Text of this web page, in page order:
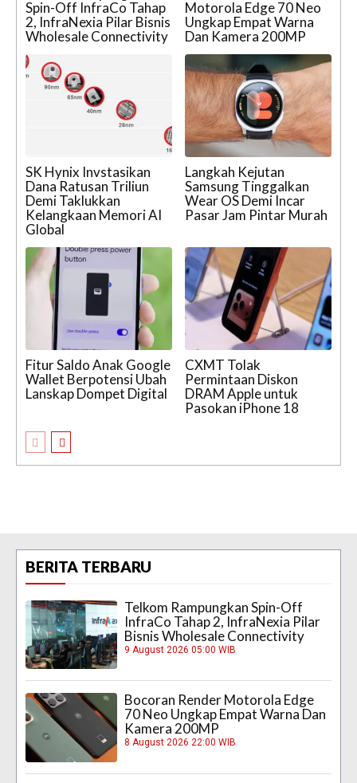
Spin-Off InfraCo Tahap
2, InfraNexia Pilar Bisnis
Wholesale Connectivity
Motorola Edge 70 Neo
Ungkap Empat Warna
Dan Kamera 200MP
SK Hynix Invstasikan
Dana Ratusan Triliun
Demi Taklukkan
Kelangkaan Memori AI
Global
Langkah Kejutan
Samsung Tinggalkan
Wear OS Demi Incar
Pasar Jam Pintar Murah
Fitur Saldo Anak Google
Wallet Berpotensi Ubah
Lanskap Dompet Digital
CXMT Tolak
Permintaan Diskon
DRAM Apple untuk
Pasokan iPhone 18
BERITA TERBARU
Telkom Rampungkan Spin-Off
InfraCo Tahap 2, InfraNexia Pilar
Bisnis Wholesale Connectivity
9 August 2026 05:00 WIB
Bocoran Render Motorola Edge
70 Neo Ungkap Empat Warna Dan
Kamera 200MP
8 August 2026 22:00 WIB